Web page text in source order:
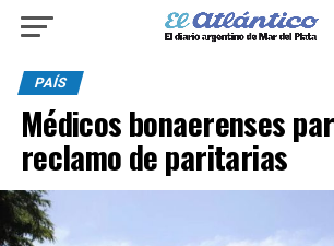
PAÍS
Médicos bonaerenses
reclamo de paritarias